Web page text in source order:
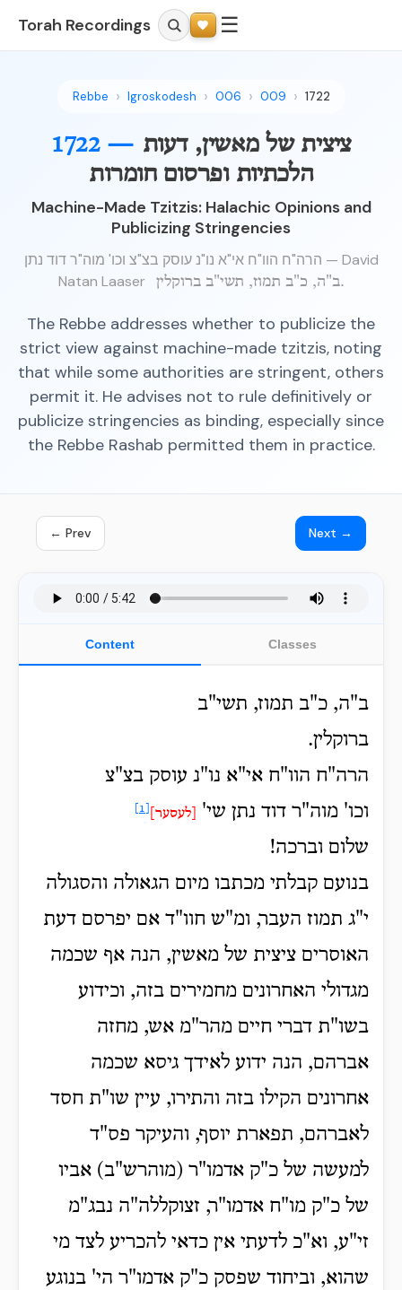
Torah Recordings ☰
Rebbe Igroskodesh 006 009 1722
1722 — ציצית של מאשין, דעות
הלכתיות ופרסום חומרות
Machine-Made Tzitzis: Halachic Opinions and
Publicizing Stringencies
הרה"ח הוו"ח אי"א נו"נ עוסק בצ"צ וכו' מוה"ר דוד נתן — David
Natan Laaser
ב"ה, כ"ב תמוז, תשי"ב ברוקלין.
The Rebbe addresses whether to publicize the
strict view against machine-made tzitzis, noting
that while some authorities are stringent, others
permit it. He advises not to rule definitively or
publicize stringencies as binding, especially since
the Rebbe Rashab permitted them in practice.
← Prev Next →
Content Classes
ב"ה, כ"ב תמוז, תשי"ב
ברוקלין.
הרה"ח הוו"ח אי"א נו"נ עוסק בצ"צ
וכו' מוה"ר דוד נתן שי'
[לעסער]
שלום וברכה!
בנועם קבלתי מכתבו מיום הגאולה והסגולה
י"ג תמוז העבר, ומ"ש חוו"ד אם יפרסם דעת
האוסרים ציצית של מאשין, הנה אף שכמה
מגדולי האחרונים מחמירים בזה, וכידוע
בשו"ת דברי חיים מהר"מ אש, מחזה
אברהם, הנה ידוע לאידך גיסא שכמה
אחרונים הקילו בזה והתירו, עיין שו"ת חסד
לאברהם, תפארת יוסף, והעיקר פס"ד
למעשה של כ"ק אדמו"ר (מוהרש"ב) אביו
של כ"ק מו"ח אדמו"ר, זצוקללה"ה נבג"מ
זי"ע, וא"כ לדעתי אין כדאי להכריע לצד מי
שהוא, וביחוד שפסק כ"ק אדמו"ר הי' בנוגע